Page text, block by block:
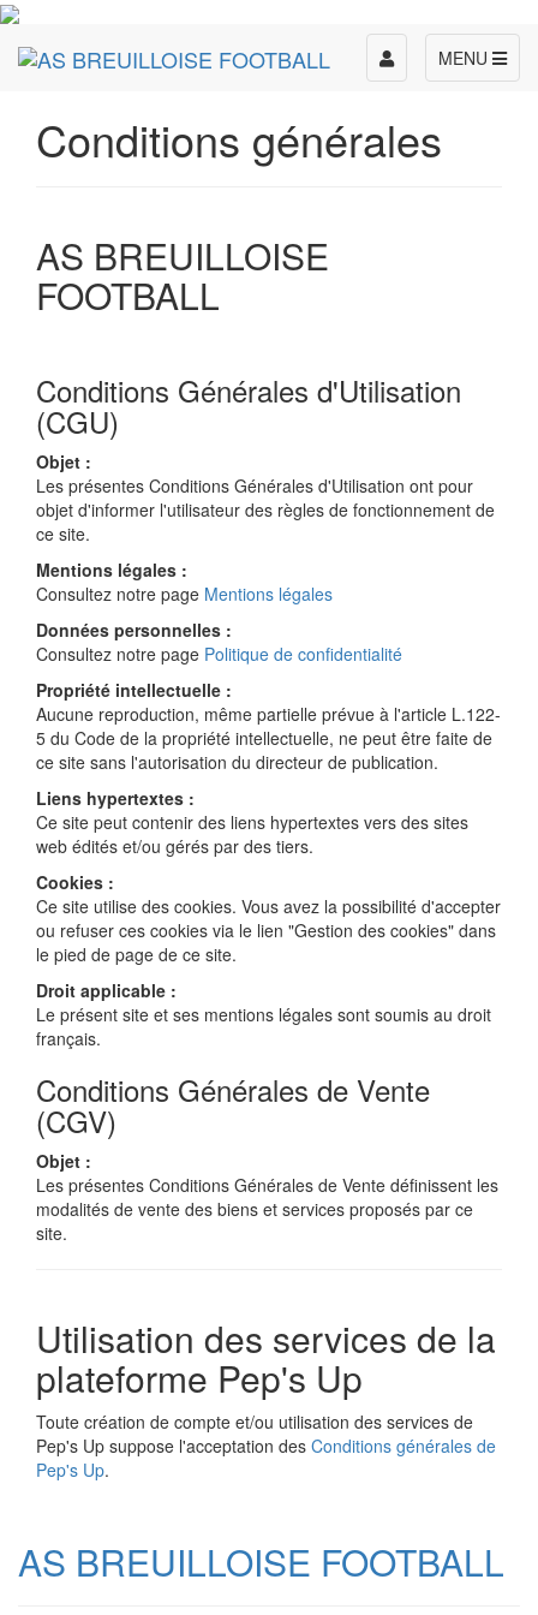
MENU
Toggle
navigation
Conditions générales
AS BREUILLOISE
FOOTBALL
Conditions Générales d'Utilisation
(CGU)
Objet :
Les présentes Conditions Générales d'Utilisation ont pour
objet d'informer l'utilisateur des règles de fonctionnement de
ce site.
Mentions légales :
Consultez notre page Mentions légales
Données personnelles :
Consultez notre page Politique de confidentialité
Propriété intellectuelle :
Aucune reproduction, même partielle prévue à l'article L.122-
5 du Code de la propriété intellectuelle, ne peut être faite de
ce site sans l'autorisation du directeur de publication.
Liens hypertextes :
Ce site peut contenir des liens hypertextes vers des sites
web édités et/ou gérés par des tiers.
Cookies :
Ce site utilise des cookies. Vous avez la possibilité d'accepter
ou refuser ces cookies via le lien "Gestion des cookies" dans
le pied de page de ce site.
Droit applicable :
Le présent site et ses mentions légales sont soumis au droit
français.
Conditions Générales de Vente
(CGV)
Objet :
Les présentes Conditions Générales de Vente définissent les
modalités de vente des biens et services proposés par ce
site.
Utilisation des services de la
plateforme Pep's Up
Toute création de compte et/ou utilisation des services de
Pep's Up suppose l'acceptation des Conditions générales de
Pep's Up.
AS BREUILLOISE FOOTBALL